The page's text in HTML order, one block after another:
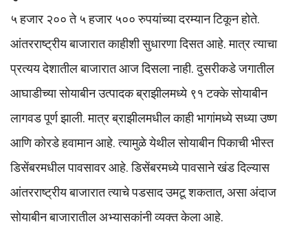
५ हजार २०० ते ५ हजार ५०० रुपयांच्या दरम्यान टिकून होते.
आंतरराष्ट्रीय बाजारात काहीशी सुधारणा दिसत आहे. मात्र त्याचा
प्रत्यय देशातील बाजारात आज दिसला नाही. दुसरीकडे जगातील
आघाडीच्या सोयाबीन उत्पादक ब्राझीलमध्ये ९१ टक्के सोयाबीन
लागवड पूर्ण झाली. मात्र ब्राझीलमधील काही भागांमध्ये सध्या उष्ण
आणि कोरडे हवामान आहे. त्यामुळे येथील सोयाबीन पिकाची भीस्त
डिसेंबरमधील पावसावर आहे. डिसेंबरमध्ये पावसाने खंड दिल्यास
आंतरराष्ट्रीय बाजारात त्याचे पडसाद उमटू शकतात, असा अंदाज
सोयाबीन बाजारातील अभ्यासकांनी व्यक्त केला आहे.